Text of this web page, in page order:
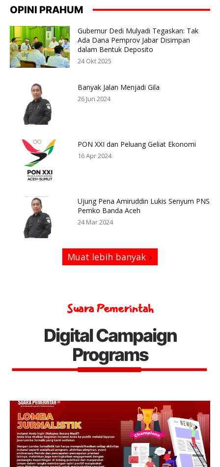
OPINI PRAHUM
Gubernur Dedi Mulyadi Tegaskan: Tak
Ada Dana Pemprov Jabar Disimpan
dalam Bentuk Deposito
24 Okt 2025
Banyak Jalan Menjadi Gila
26 Jun 2024
PON XXI dan Peluang Geliat Ekonomi
16 Apr 2024
Ujung Pena Amiruddin Lukis Senyum PNS
Pemko Banda Aceh
24 Mar 2024
Muat lebih banyak
Suara Pemerintah
Digital Campaign
Programs